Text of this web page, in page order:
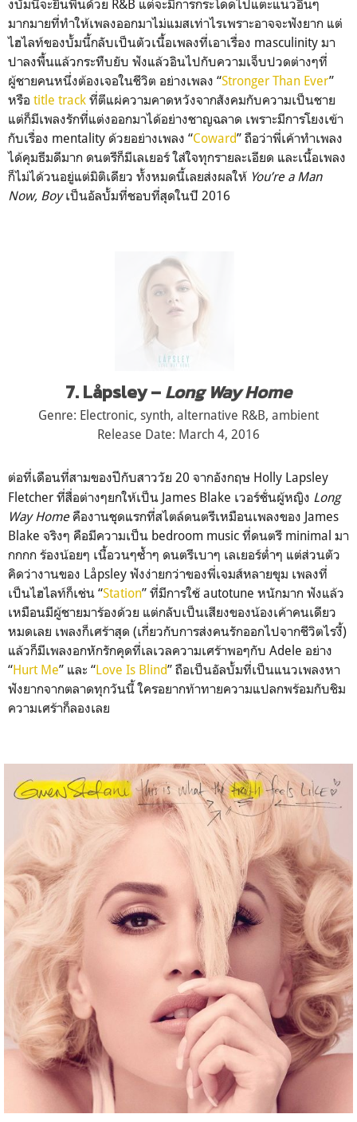
งบั้มนี้จะยืนพื้นด้วย R&B แต่จะมีการกระโดดไปแตะแนวอื่นๆ
มากมายที่ทำให้เพลงออกมาไม่แมสเท่าไรเพราะอาจจะฟังยาก แต่
ไฮไลท์ของบั้มนี้กลับเป็นตัวเนื้อเพลงที่เอาเรื่อง masculinity มา
ปาลงพื้นแล้วกระทืบยับ ฟังแล้วอินไปกับความเจ็บปวดต่างๆที่
ผู้ชายคนหนึ่งต้องเจอในชีวิต อย่างเพลง “Stronger Than Ever”
หรือ title track ที่ตีแผ่ความคาดหวังจากสังคมกับความเป็นชาย
แต่ก็มีเพลงรักที่แต่งออกมาได้อย่างชาญฉลาด เพราะมีการโยงเข้า
กับเรื่อง mentality ด้วยอย่างเพลง “Coward” ถือว่าพี่เค้าทำเพลง
ได้คุมธีมดีมาก ดนตรีก็มีเลเยอร์ ใส่ใจทุกรายละเอียด และเนื้อเพลง
ก็ไม่ได้วนอยู่แต่มิติเดียว ทั้งหมดนี้เลยส่งผลให้ You’re a Man
Now, Boyเป็นอัลบั้มที่ชอบที่สุดในป ี 2016
7. Låpsley –Long Way Home
Genre: Electronic, synth, alternative R&B, ambient
Release Date: March 4, 2016
ต่อที่เดือนที่สามของปีกับสาววัย 20 จากอังกฤษ Holly Lapsley
Fletcher ที่สื่อต่างๆยกให้เป็น James Blake เวอร์ชั่นผู้หญิง Long
Way Homeคืองานชุดแรกที่สไตล์ดนตรีเหมือนเพลงของ James
Blake จริงๆ คือมีความเป็น bedroom music ที่ดนตรี minimal มา
กกกก ร้องน้อยๆ เนื้อวนๆซ้ำๆ ดนตรีเบาๆ เลเยอร์ต่ำๆ แต่ส่วนตัว
คิดว่างานของ Låpsley ฟังง่ายกว่าของพี่เจมส์หลายขุม เพลงที่
เป็นไฮไลท์ก็เช่น “Station” ที่มีการใช้ autotune หนักมาก ฟังแล้ว
เหมือนมีผู้ชายมาร้องด้วย แต่กลับเป็นเสียงของน้องเค้าคนเดียว
หมดเลย เพลงก็เศร้าสุด (เกี่ยวกับการส่งคนรักออกไปจากชีวิตไรงี้)
แล้วก็มีเพลงอกหักรักคุดที่เลเวลความเศร้าพอๆกับ Adele อย่าง
“Hurt Me” และ “Love Is Blind” ถือเป็นอัลบั้มที่เป็นแนวเพลงหา
ฟังยากจากตลาดทุกวันนี้ใครอยากท้าทายความแปลกพร้อมกับชิม
ความเศร้าก็ลองเลย